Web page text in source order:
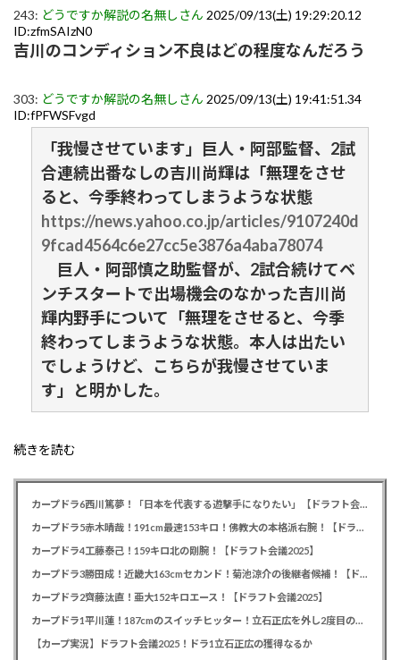
243: どうですか解説の名無しさん 2025/09/13(土) 19:29:20.12
ID:zfmSAIzN0
吉川のコンディション不良はどの程度なんだろう
303: どうですか解説の名無しさん 2025/09/13(土) 19:41:51.34
ID:fPFWSFvgd
「我慢させています」巨人・阿部監督、2試
合連続出番なしの吉川尚輝は「無理をさせ
ると、今季終わってしまうような状態
https://news.yahoo.co.jp/articles/9107240d
9fcad4564c6e27cc5e3876a4aba78074
巨人・阿部慎之助監督が、2試合続けてベ
ンチスタートで出場機会のなかった吉川尚
輝内野手について「無理をさせると、今季
終わってしまうような状態。本人は出たい
でしょうけど、こちらが我慢させていま
す」と明かした。
続きを読む
カープドラ6西川篤夢！「日本を代表する遊撃手になりたい」【ドラフト会議2025】
カープドラ5赤木晴哉！191cm最速153キロ！佛教大の本格派右腕！【ドラフト会議2025】
カープドラ4工藤泰己！159キロ北の剛腕！【ドラフト会議2025】
カープドラ3勝田成！近畿大163cmセカンド！菊池涼介の後継者候補！【ドラフト会議2025】
カープドラ2齊藤汰直！亜大152キロエース！【ドラフト会議2025】
カープドラ1平川蓮！187cmのスイッチヒッター！立石正広を外し2度目の重複も新井監督がクジを引き当てる！【ドラフト会議2025】
【カープ実況】ドラフト会議2025！ドラ1立石正広の獲得なるか